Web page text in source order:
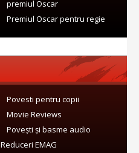
premiul Oscar
Premiul Oscar pentru regie
Povesti pentru copii
Movie Reviews
Povești și basme audio
Reduceri EMAG